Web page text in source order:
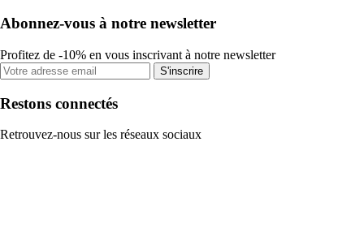
Abonnez-vous à notre newsletter
Profitez de -10% en vous inscrivant à notre newsletter
S'inscrire
Restons connectés
Retrouvez-nous sur les réseaux sociaux